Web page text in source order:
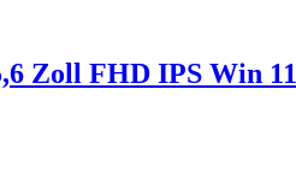
Zoll FHD IPS Win 11